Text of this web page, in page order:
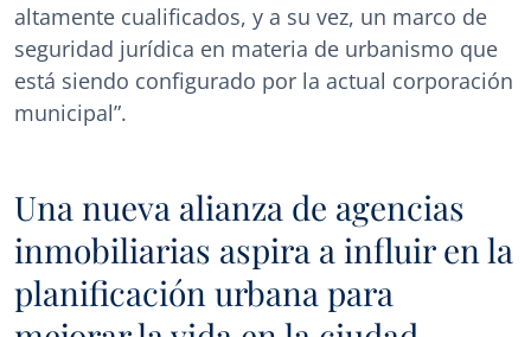
altamente cualificados, y a su vez, un marco de
seguridad jurídica en materia de urbanismo que
está siendo configurado por la actual corporación
municipal”.
Una nueva alianza de agencias
inmobiliarias aspira a influir en la
planificación urbana para